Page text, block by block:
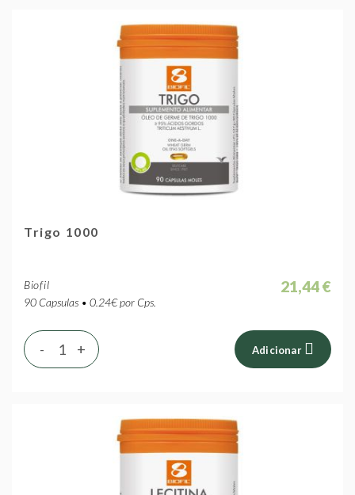
Trigo 1000
Biofil
90 Capsulas • 0.24€ por Cps.
21,44 €
+
- Adicionar